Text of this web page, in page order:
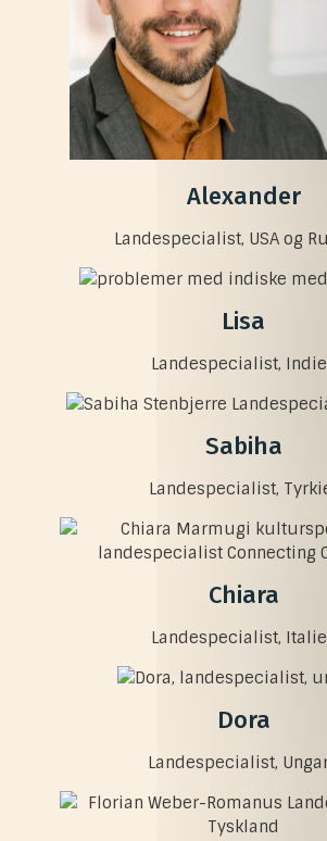
Alexander
Landespecialist, USA og
Lisa
Landespecialist,
Sabiha
Landespecialist,
Chiara
Landespecialist,
Dora
Landespecialist,